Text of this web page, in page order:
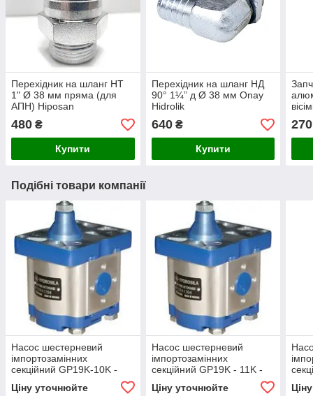
Перехідник на шланг НТ
1" Ø 38 мм пряма (для
АПН) Hiposan
480 ₴
Купити
Перехідник на шланг НД
90° 1¼” д Ø 38 мм Onay
Hidrolik
640₴
Купити
270
Подібні товари компанії
Насос шестерневий
імпортозамінних
секційний GP19K-10K -
Ціну уточнюйте
Насос шестерневий
імпортозамінних
секційний GP19K - 11K -
Ціну уточнюйте